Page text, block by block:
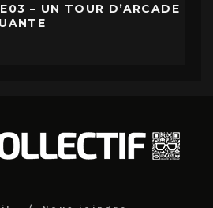
– UN TOUR D’ARCADE